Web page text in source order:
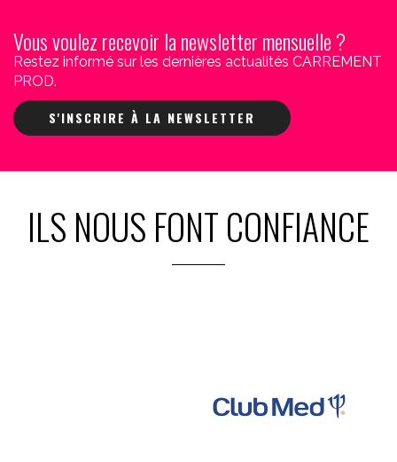
Vous voulez recevoir la newsletter mensuelle ?
Restez informé sur les dernières actualités CARREMENT
PROD.
S'INSCRIRE À LA NEWSLETTER
ILS NOUS FONT CONFIANCE